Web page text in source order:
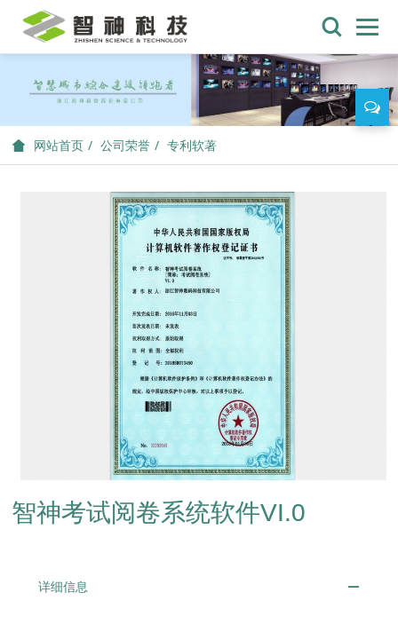
网站首页 公司荣誉 专利软著
智神考试阅卷系统软件VI.0
详细信息